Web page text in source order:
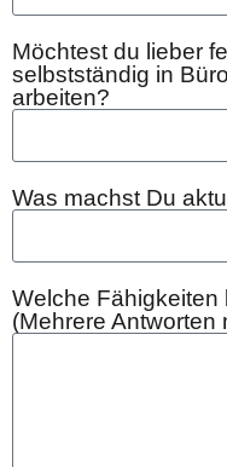
Möchtest du lieber
selbstständig in
arbeiten?
Was machst Du
Welche Fähigkeiten
(Mehrere Antworten